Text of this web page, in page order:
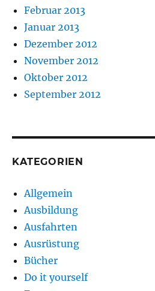
Februar 2013
Januar 2013
Dezember 2012
November 2012
Oktober 2012
September 2012
KATEGORIEN
Allgemein
Ausbildung
Ausfahrten
Ausrüstung
Bücher
Do it yourself